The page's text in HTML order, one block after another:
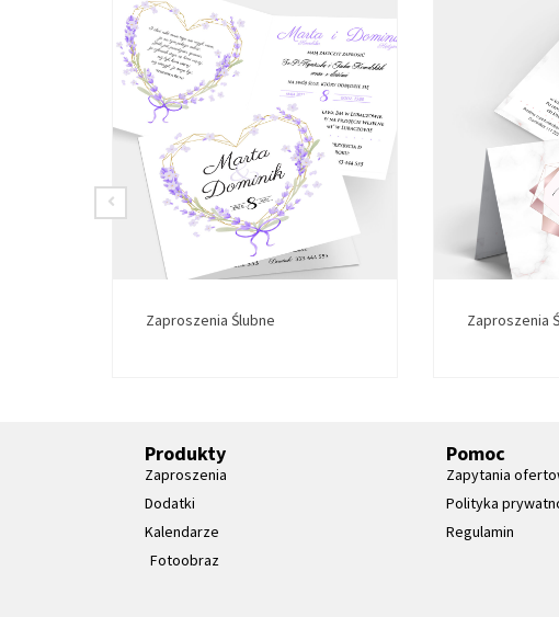
Zaproszenia Ślubne Zaproszenia
Produkty
Zaproszenia
Dodatki
Kalendarze
Fotoobraz
Pomoc
Zapytania
Polityka
Regulamin